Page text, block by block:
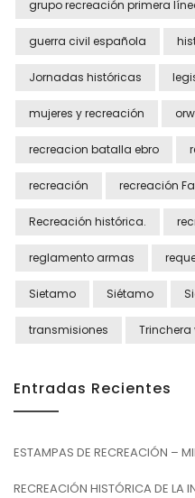
grupo recreación primera
guerra civil española
Jornadas históricas
mujeres y recreación
recreacion batalla ebro
recreación recreación
Recreación histórica.
reglamento armas
Sietamo Siétamo
transmisiones Trinchera
Entradas Recientes
ESTAMPAS DE RECREACIÓN –
RECREACIÓN HISTÓRICA DE LA